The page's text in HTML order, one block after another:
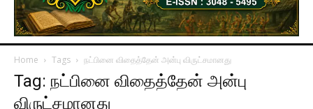
Home Tags நட்பினை விதைத்தேன் அன்பு விருட்சமானது
Tag: நட்பினை விதைத்தேன் அன்பு
விருட்சமானது